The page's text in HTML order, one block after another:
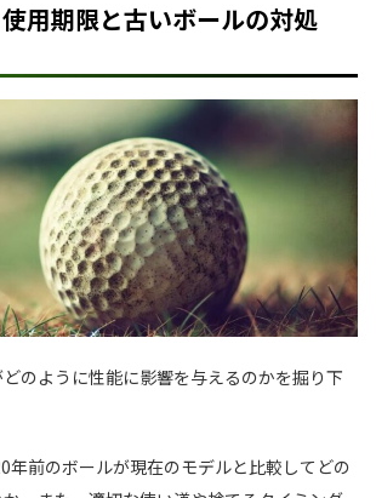
用期限と古いボールの対処
のように性能に影響を与えるのかを掘り下
年前のボールが現在のモデルと比較してどの